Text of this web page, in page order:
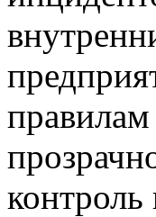
контроль